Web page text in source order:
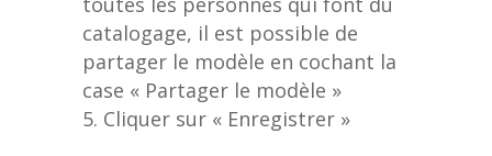
catalogage, il est possible de
partager le modèle en cochant la
case « Partager le modèle »
Cliquer sur « Enregistrer »